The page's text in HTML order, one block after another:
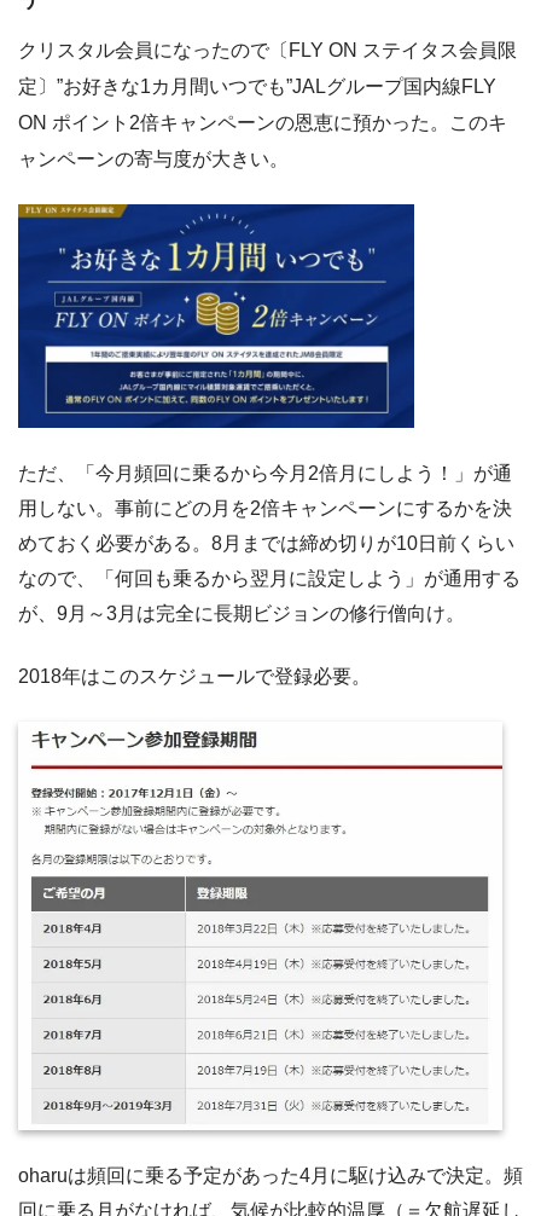
クリスタル会員になったので 〔FLY ON ステイタス会員限
定〕”お好きな1カ月間いつでも”JALグループ国内線FLY
ON ポイント2倍キャンペーンの恩恵に預かった。このキ
ャンペーンの寄与度が大きい。
ただ、「今月頻回に乗るから今月2倍月にしよう！」が通
用しない。事前にどの月を2倍キャンペーンにするかを決
めておく必要がある。8月までは締め切りが10日前くらい
なので、「何回も乗るから翌月に設定しよう」が通用する
が、9月～3月は完全に長期ビジョンの修行僧向け。
2018年はこのスケジュールで登録必要。
oharuは頻回に乗る予定があった4月に駆け込みで決定。頻
回に乗る月がなければ、気候が比較的温厚（＝欠航遅延し